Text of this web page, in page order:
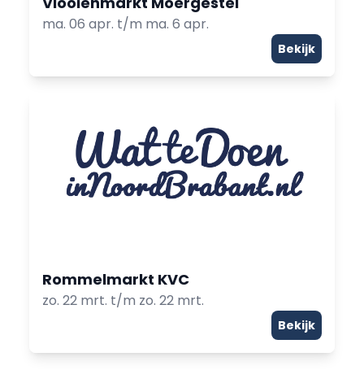
ma. 06 apr. t/m ma. 6 apr.
Bekijk
Rommelmarkt KVC
zo. 22 mrt. t/m zo. 22 mrt.
Bekijk